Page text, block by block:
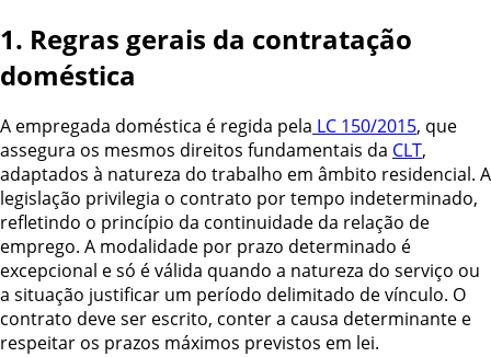
1. Regras gerais da contratação
doméstica
A empregada doméstica é regida pela LC 150/2015, que
assegura os mesmos direitos fundamentais da CLT,
adaptados à natureza do trabalho em âmbito residencial. A
legislação privilegia o contrato por tempo indeterminado,
refletindo o princípio da continuidade da relação de
emprego. A modalidade por prazo determinado é
excepcional e só é válida quando a natureza do serviço ou
a situação justificar um período delimitado de vínculo. O
contrato deve ser escrito, conter a causa determinante e
respeitar os prazos máximos previstos em lei.